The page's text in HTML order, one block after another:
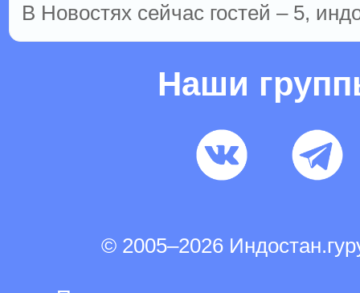
В Новостях сейчас гостей – 5,
Наши
© 2005–2026